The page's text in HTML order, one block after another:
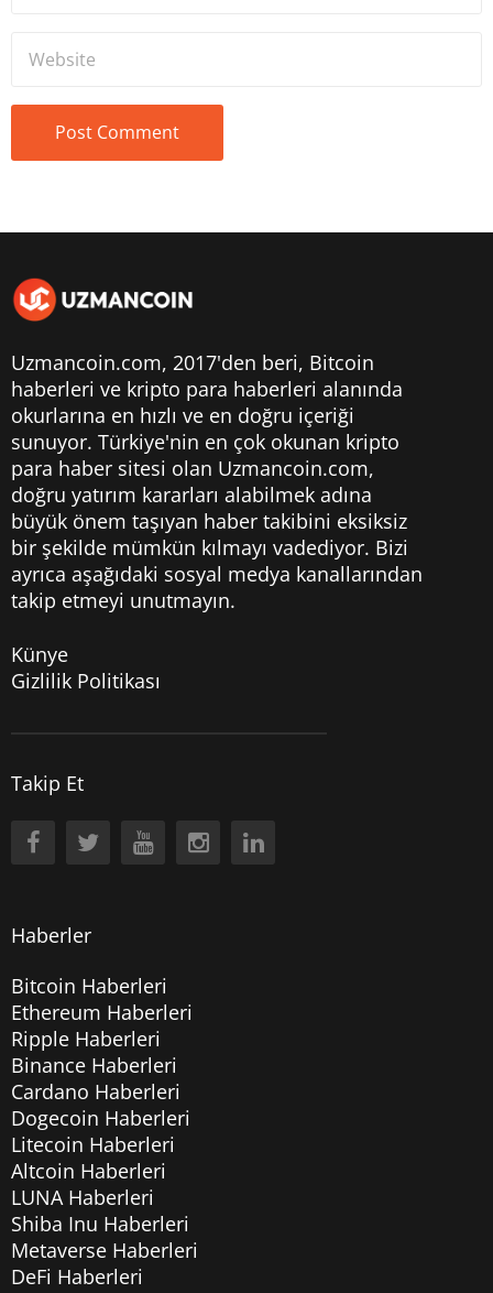
Uzmancoin.com, 2017'den beri, Bitcoin
haberleri ve kripto para haberleri alanında
okurlarına en hızlı ve en doğru içeriği
sunuyor. Türkiye'nin en çok okunan kripto
para haber sitesi olan Uzmancoin.com,
doğru yatırım kararları alabilmek adına
büyük önem taşıyan haber takibini eksiksiz
bir şekilde mümkün kılmayı vadediyor. Bizi
ayrıca aşağıdaki sosyal medya kanallarından
takip etmeyi unutmayın.
Künye
Gizlilik Politikası
Takip Et
Haberler
Bitcoin Haberleri
Ethereum Haberleri
Ripple Haberleri
Binance Haberleri
Cardano Haberleri
Dogecoin Haberleri
Litecoin Haberleri
Altcoin Haberleri
LUNA Haberleri
Shiba Inu Haberleri
Metaverse Haberleri
DeFi Haberleri